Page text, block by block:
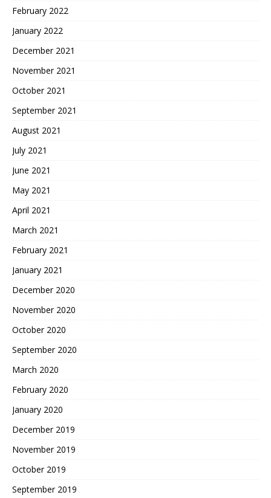
February 2022
January 2022
December 2021
November 2021
October 2021
September 2021
August 2021
July 2021
June 2021
May 2021
April 2021
March 2021
February 2021
January 2021
December 2020
November 2020
October 2020
September 2020
March 2020
February 2020
January 2020
December 2019
November 2019
October 2019
September 2019